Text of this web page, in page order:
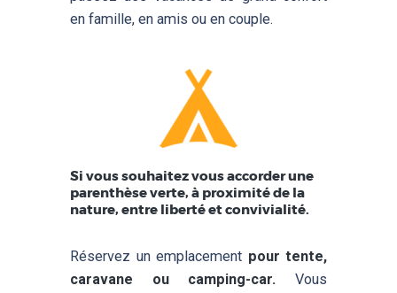
en famille, en amis ou en couple.
Si vous souhaitez vous accorder une
parenthèse verte, à proximité de la
nature, entre liberté et convivialité.
Réservez un emplacement pour tente,
caravane ou camping-car. Vous